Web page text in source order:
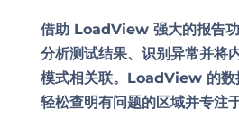
借助 LoadView 强大的报告
分析测试结果、识别异常并将
模式相关联。LoadView 的数
轻松查明有问题的区域并专注